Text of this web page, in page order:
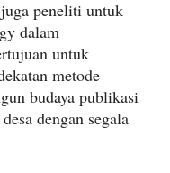
peneliti untuk
dalam
untuk
metode
budaya publikasi
dengan segala